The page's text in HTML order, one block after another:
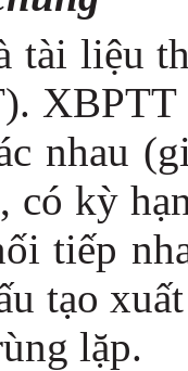
tài liệu
XBPTT
nhau
có kỳ
tiếp
tạo
lặp.